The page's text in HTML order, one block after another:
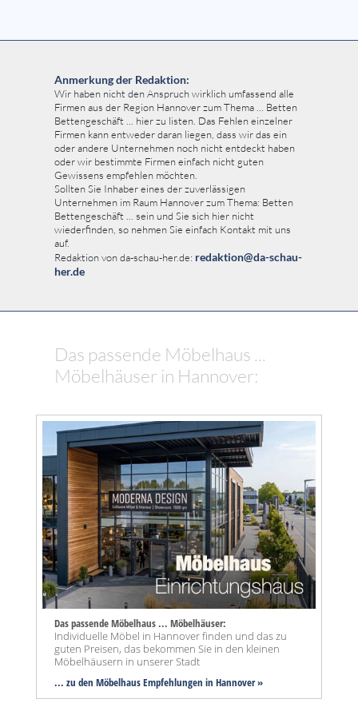
Anmerkung der Redaktion:
Wir haben nicht den Anspruch wirklich umfassend alle
Firmen aus der Region Hannover zum Thema ... Betten
Bettengeschäft ... hier zu listen. Das Fehlen einzelner
Firmen kann entweder daran liegen, dass wir das ein
oder andere Unternehmen noch nicht entdeckt haben
oder wir bestimmte Firmen einfach nicht guten
Gewissens empfehlen möchten.
Sollten Sie Inhaber eines der zuverlässigen
Unternehmen im Raum Hannover zum Thema: Betten
Bettengeschäft ... sein und Sie sich hier nicht
wiederfinden, so nehmen Sie einfach Kontakt mit uns
auf.
Redaktion von da-schau-her.de: redaktion@da-schau-
her.de
Das passende Möbelhaus ...
Möbelhäuser in Hannover:
Das passende Möbelhaus ... Möbelhäuser:
Individuelle Möbel in Hannover finden und das zu
guten Preisen, das bekommen Sie in den kleinen
Möbelhäusern in unserer Stadt
... zu den Möbelhaus Empfehlungen in Hannover »